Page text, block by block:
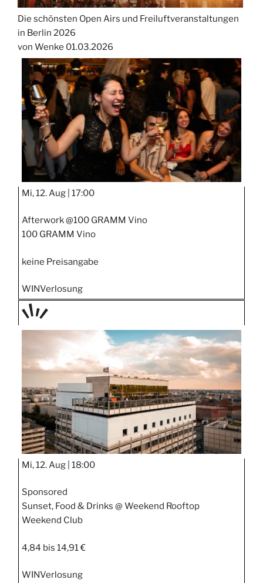
Die schönsten Open Airs und Freiluftveranstaltungen
in Berlin 2026
von Wenke 01.03.2026
Mi, 12. Aug | 17:00
Afterwork @100 GRAMM Vino
100 GRAMM Vino
keine Preisangabe
WINVerlosung
TAGE
Mi, 12. Aug | 18:00
Sponsored
Sunset, Food & Drinks @ Weekend Rooftop
Weekend Club
4,84 bis 14,91 €
WINVerlosung